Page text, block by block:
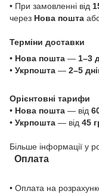
• При замовленні від
через Нова пошта
Терміни доставки
• Нова пошта — 1–3
• Укрпошта — 2–5
Орієнтовні тарифи
• Нова пошта — від
• Укрпошта — від 45
Більше інформації у
Оплата
• Оплата на